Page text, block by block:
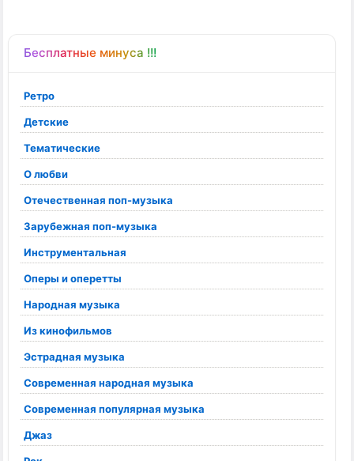
Бесплатные минуса !!!
Ретро
Детские
Тематические
О любви
Отечественная поп-музыка
Зарубежная поп-музыка
Инструментальная
Оперы и оперетты
Народная музыка
Из кинофильмов
Эстрадная музыка
Современная народная музыка
Современная популярная музыка
Джаз